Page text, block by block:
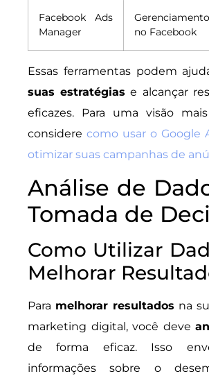
Facebook Ads
Manager
no Facebook
Essas ferramentas podem
suas estratégias e alcançar
eficazes. Para uma visão
considere como usar o Google
otimizar suas campanhas de
Análise de
Tomada de
Como Utilizar
Melhorar
Para melhorar resultados na
marketing digital, você deve
de forma eficaz. Isso
informações sobre o